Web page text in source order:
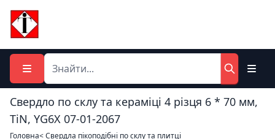
Свердло по склу та кераміці 4 різця 6 * 70 мм,
TiN, YG6X 07-01-2067
Головна< Свердла пікоподібні по склу та плитці